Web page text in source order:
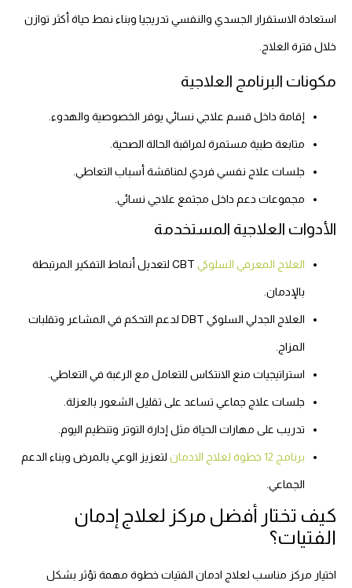
استعادة الاستقرار الجسدي والنفسي تدريجيا وبناء نمط حياة أكثر توازن
خلال فترة العلاج.
مكونات البرنامج العلاجية
إقامة داخل قسم علاجي نسائي يوفر الخصوصية والهدوء.
متابعة طبية مستمرة لمراقبة الحالة الصحية.
جلسات علاج نفسي فردي لمناقشة أسباب التعاطي.
مجموعات دعم داخل مجتمع علاجي نسائي.
الأدوات العلاجية المستخدمة
العلاج المعرفي السلوكي CBT لتعديل أنماط التفكير المرتبطة
بالإدمان.
العلاج الجدلي السلوكي DBT لدعم التحكم في المشاعر وتقلبات
المزاج.
استراتيجيات منع الانتكاس للتعامل مع الرغبة في التعاطي.
جلسات علاج جماعي تساعد على تقليل الشعور بالعزلة.
تدريب على مهارات الحياة مثل إدارة التوتر وتنظيم اليوم.
برنامج 12 خطوة لعلاج الادمان لتعزيز الوعي بالمرض وبناء الدعم
الجماعي.
كيف تختار أفضل مركز لعلاج إدمان
الفتيات؟
اختيار مركز مناسب لعلاج ادمان الفتيات خطوة مهمة تؤثر بشكل